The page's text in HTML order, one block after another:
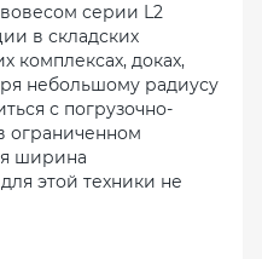
серии L2
в складских
комплексах, доках,
небольшому радиусу
с погрузочно-
ограниченном
ширина
этой техники не